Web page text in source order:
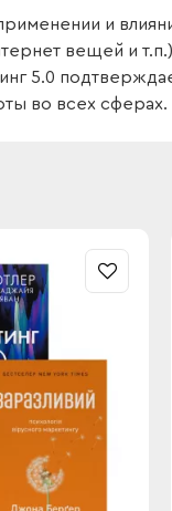
и
вещей и
5.0
во всех сферах.